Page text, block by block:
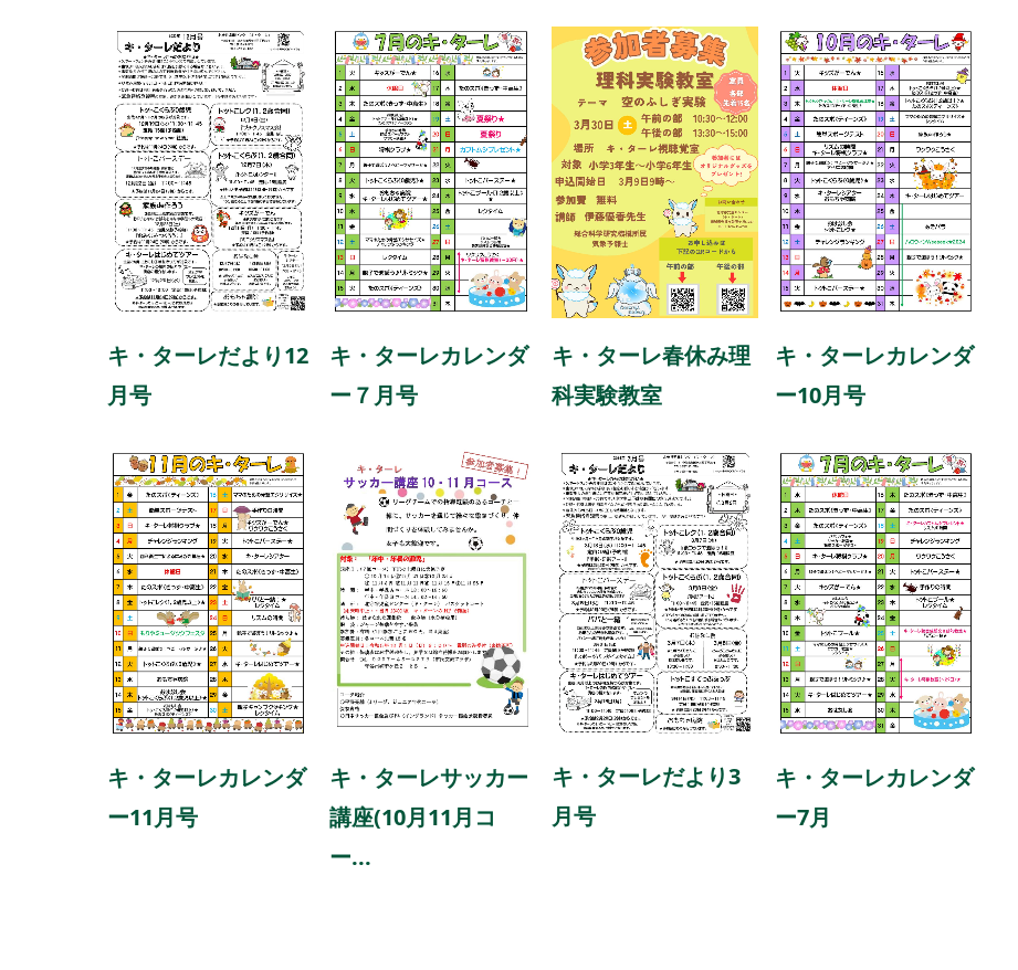
キ・ターレだより12
月号
キ・ターレカレンダ
ー７月号
キ・ターレ春休み理
科実験教室
キ・ターレカレンダ
ー10月号
キ・ターレカレンダ
ー11月号
キ・ターレサッカー
講座(10月11月コ
ー...
キ・ターレだより3
月号
キ・ターレカレンダ
ー7月